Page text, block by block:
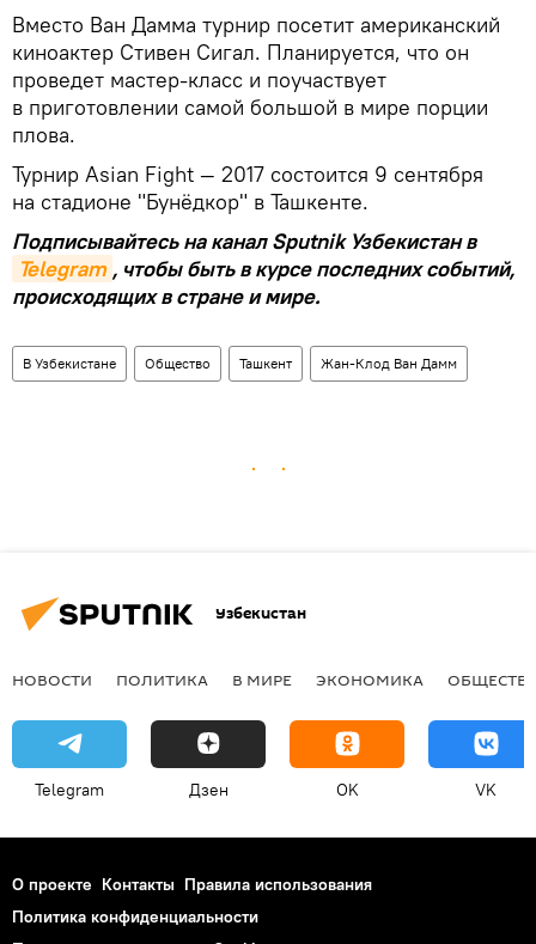
Вместо Ван Дамма турнир посетит американский
киноактер Стивен Сигал. Планируется, что он
проведет мастер-класс и поучаствует
в приготовлении самой большой в мире порции
плова.
Турнир Asian Fight — 2017 состоится 9 сентября
на стадионе "Бунёдкор" в Ташкенте.
Подписывайтесь на канал Sputnik Узбекистан в
Telegram , чтобы быть в курсе последних событий,
происходящих в стране и мире.
В Узбекистане Общество Ташкент Жан-Клод Ван Дамм
Узбекистан
НОВОСТИ ПОЛИТИКА В МИРЕ ЭКОНОМИКА
Telegram Дзен OK VK
О проекте Контакты Правила использования
Политика конфиденциальности